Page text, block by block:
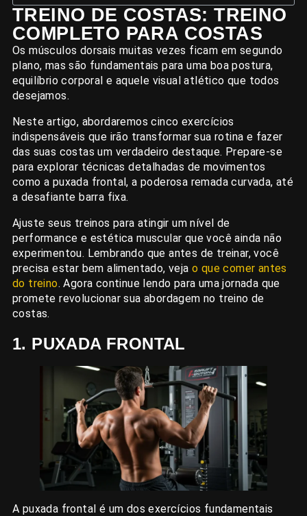
TREINO DE COSTAS: TREINO
COMPLETO PARA COSTAS
Os músculos dorsais muitas vezes ficam em segundo
plano, mas são fundamentais para uma boa postura,
equilíbrio corporal e aquele visual atlético que todos
desejamos.
Neste artigo, abordaremos cinco exercícios
indispensáveis que irão transformar sua rotina e fazer
das suas costas um verdadeiro destaque. Prepare-se
para explorar técnicas detalhadas de movimentos
como a puxada frontal, a poderosa remada curvada, até
a desafiante barra fixa.
Ajuste seus treinos para atingir um nível de
performance e estética muscular que você ainda não
experimentou. Lembrando que antes de treinar, você
precisa estar bem alimentado, veja o que comer antes
do treino. Agora continue lendo para uma jornada que
promete revolucionar sua abordagem no treino de
costas.
1. PUXADA FRONTAL
A puxada frontal é um dos exercícios fundamentais